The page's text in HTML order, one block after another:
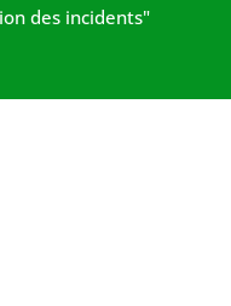
des incidents"